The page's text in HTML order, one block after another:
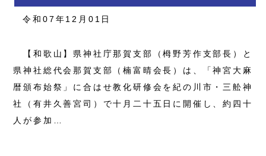
令和07年12月01日
【和歌山】県神社庁那賀支部（栂野芳作支部長）と
県神社総代会那賀支部（楠富晴会長）は、「神宮大麻
暦頒布始祭」に合はせ教化研修会を紀の川市・三舩神
社（有井久善宮司）で十月二十五日に開催し、約四十
人が参加…